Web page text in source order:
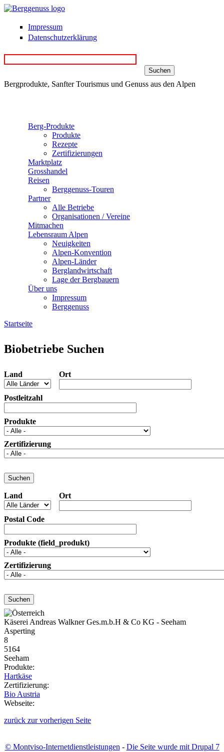
Direkt zum Inhalt
Impressum
Datenschutzerklärung
Bergprodukte, Sanfter Tourismus und Genuss aus den Alpen
Berg-Produkte
Produkte
Rezepte
Zertifizierungen
Marktplatz
Grosshandel
Reisen
Berggenuss-Touren
Partner
Alle Betriebe
Organisationen / Vereine
Mitmachen
Lebensraum Alpen
Neuigkeiten
Alpen-Konvention
Alpen-Länder
Berglandwirtschaft
Lage der Bergbauern
Über uns
Impressum
Berggenuss
Startseite
Biobetriebe Suchen
Land Ort
Postleitzahl
Produkte
Zertifizierung
Land Ort
Postal Code
Produkte (field_produkt)
Zertifizierung
Käserei Andreas Walkner Ges.m.b.H & Co KG - Seeham
Asperting
8
5164
Seeham
Produkte:
Hartkäse
Zertifizierung:
Bio Austria
Webseite:
zurück zur vorherigen Seite
© Montviso-Internetdienstleistungen - Die Seite wurde mit Drupal 7